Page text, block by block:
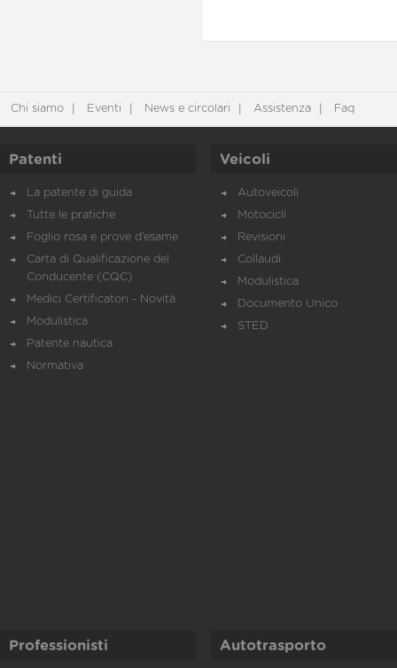
Chi siamo Eventi News e circolari Assistenza Faq
Patenti
La patente di guida
Tutte le pratiche
Foglio rosa e prove d’esame
Carta di Qualificazione del
Conducente (CQC)
Medici Certificatori - Novità
Modulistica
Patente nautica
Normativa
Veicoli
Autoveicoli
Motocicli
Revisioni
Collaudi
Modulistica
Documento Unico
STED
Professionisti Autotrasporto